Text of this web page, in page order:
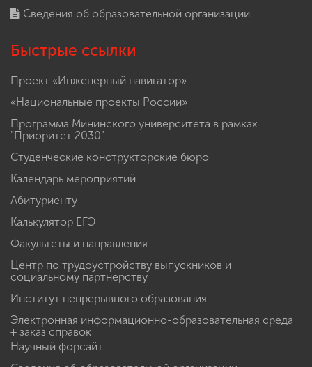
Сведения об образовательной организации
Быстрые ссылки
Проект «Инженерный навигатор»
«Национальные проекты России»
Программа Мининского университета в рамках
"Приоритет 2030"
Студенческие конструкторские бюро
Календарь мероприятий
Абитуриенту
Калькулятор ЕГЭ
Факультеты и направления
Центр по трудоустройству выпускников и
социальному партнерству
Институт непрерывного образования
Электронная информационно-образовательная среда
+ заказ справок
Научный форсайт